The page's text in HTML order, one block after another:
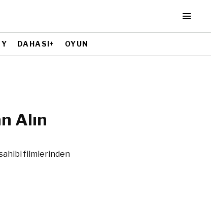
DAHASI+ OYUN
Alın
sahibi filmlerinden